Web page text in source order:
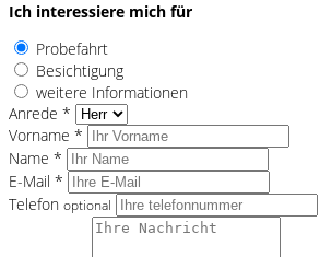
Ich interessiere mich für
Probefahrt
Besichtigung
weitere Informationen
Anrede *
Vorname *
Name *
E-Mail *
Telefon optional